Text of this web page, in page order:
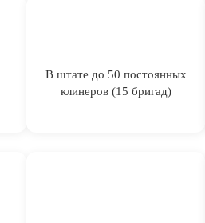
В штате до 50 постоянных
клинеров (15 бригад)